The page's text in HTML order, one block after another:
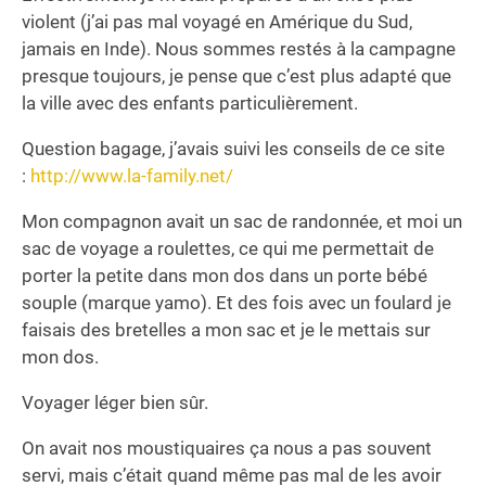
violent (j’ai pas mal voyagé en Amérique du Sud,
jamais en Inde). Nous sommes restés à la campagne
presque toujours, je pense que c’est plus adapté que
la ville avec des enfants particulièrement.
Question bagage, j’avais suivi les conseils de ce site
: http://www.la-family.net/
Mon compagnon avait un sac de randonnée, et moi un
sac de voyage a roulettes, ce qui me permettait de
porter la petite dans mon dos dans un porte bébé
souple (marque yamo). Et des fois avec un foulard je
faisais des bretelles a mon sac et je le mettais sur
mon dos.
Voyager léger bien sûr.
On avait nos moustiquaires ça nous a pas souvent
servi, mais c’était quand même pas mal de les avoir